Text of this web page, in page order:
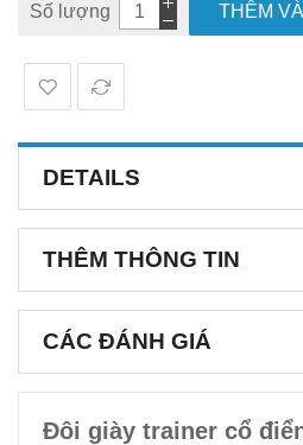
Số lượng THÊM
DETAILS
THÊM THÔNG TIN
CÁC ĐÁNH GIÁ
Đôi giày trainer cổ